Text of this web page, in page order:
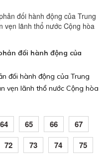
đối hành động của
đối hành động của Trung
vẹn lãnh thổ nước Cộng hòa
64 65 66
67
72 73 74
75